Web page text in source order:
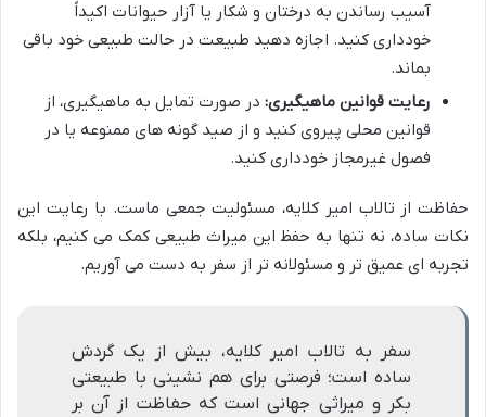
آسیب رساندن به درختان و شکار یا آزار حیوانات اکیداً
خودداری کنید. اجازه دهید طبیعت در حالت طبیعی خود باقی
بماند.
رعایت قوانین ماهیگیری: در صورت تمایل به ماهیگیری، از
قوانین محلی پیروی کنید و از صید گونه های ممنوعه یا در
فصول غیرمجاز خودداری کنید.
حفاظت از تالاب امیر کلایه، مسئولیت جمعی ماست. با رعایت این
نکات ساده، نه تنها به حفظ این میراث طبیعی کمک می کنیم، بلکه
تجربه ای عمیق تر و مسئولانه تر از سفر به دست می آوریم.
سفر به تالاب امیر کلایه، بیش از یک گردش
ساده است؛ فرصتی برای هم نشینی با طبیعتی
بکر و میراثی جهانی است که حفاظت از آن بر